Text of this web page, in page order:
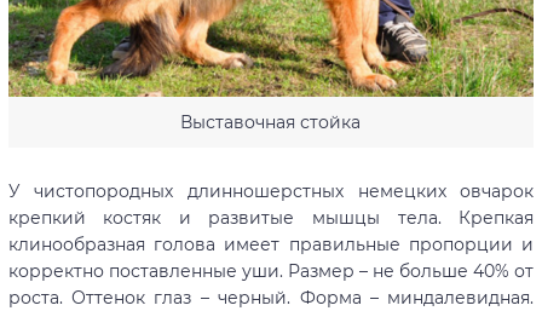
Выставочная стойка
У чистопородных длинношерстных немецких овчарок
крепкий костяк и развитые мышцы тела. Крепкая
клинообразная голова имеет правильные пропорции и
корректно поставленные уши. Размер – не больше 40% от
роста. Оттенок глаз – черный. Форма – миндалевидная.